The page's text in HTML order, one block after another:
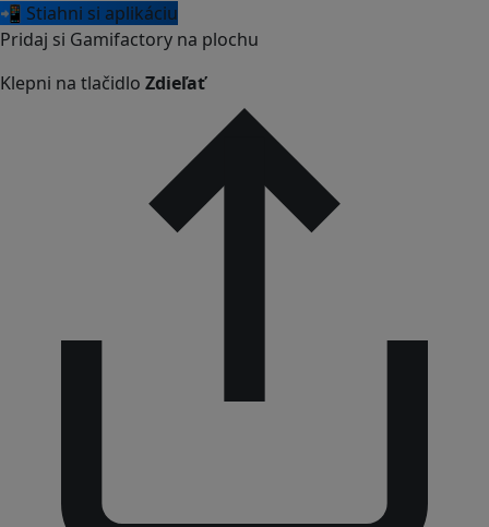
📲 Stiahni si aplikáciu
Pridaj si Gamifactory na plochu
Klepni na tlačidlo Zdieľať